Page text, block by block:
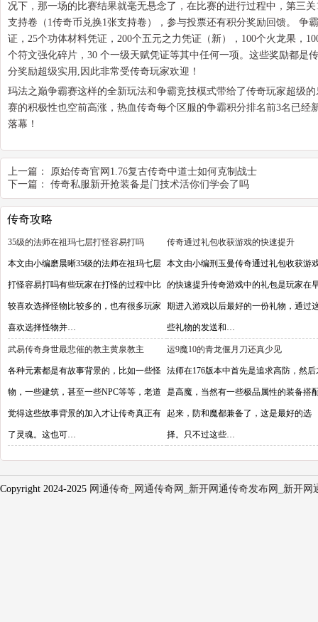
况下，那一场的比赛结果就毫无悬念了，在比赛的进行过程中，第三
支持卷（1传奇币兑换1张支持卷），参与投票还有积分奖励回馈。 争
证，25个功体材料凭证，200个五元之力凭证（新），100个火龙果，
个符文强化碎片，30 个一级天赋凭证等其中任何一项。这些奖励都是
分奖励超级实用,因此非常受传奇玩家欢迎！
玛法之巅争霸赛这样的全新玩法和争霸竞技模式带给了传奇玩家超级
赛的积极性也空前高涨，热血传奇每个区服的争霸积分排名前3名已经
落幕！
上一篇： 原始传奇官网1.76复古传奇中道士如何克制战士
下一篇： 传奇私服新开抢装备是门技术活你们学会了吗
传奇攻略
35级的法师在祖玛七层打怪容易打吗
本文由小编磨晨晰35级的法师在祖玛七层
打怪容易打吗有些玩家在打怪的过程中比
较喜欢选择怪物比较多的，也有很多玩家
喜欢选择怪物并…
传奇通过礼包收获游戏的快速提升
本文由小编刑玉曼传奇通过礼包收获游
的快速提升传奇游戏中的礼包是玩家在
期进入游戏以后最好的一份礼物，通过
些礼物的发送和…
武易传奇身世最悲催的教主黄泉教主
各种元素都是有故事背景的，比如一些怪
物，一些建筑，甚至一些NPC等等，老道
觉得这些故事背景的加入才让传奇真正有
了灵魂。这也可…
运9魔10的青龙偃月刀还真少见
法师在176版本中首先是追求高防，然后
是高魔，当然有一些极品属性的装备搭
起来，防和魔都兼备了，这是最好的选
择。只不过这些…
Copyright 2024-2025 网通传奇_网通传奇网_新开网通传奇发布网_新开网